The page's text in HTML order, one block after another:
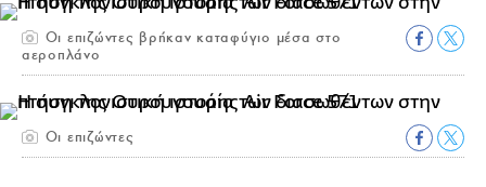
Οι επιζώντες βρήκαν καταφύγιο μέσα στο
αεροπλάνο
Οι επιζώντες